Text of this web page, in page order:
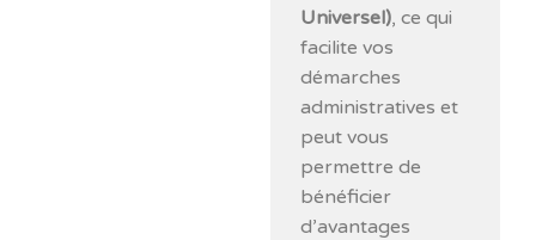
Universel), ce qui
facilite vos
démarches
administratives et
peut vous
permettre de
bénéficier
d’avantages